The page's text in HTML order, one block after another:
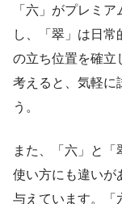
「六」がプレミ
し、「翠」は日
の立ち位置を確立
考えると、気軽に
う。
また、「六」と
使い方にも違いが
与えています。「